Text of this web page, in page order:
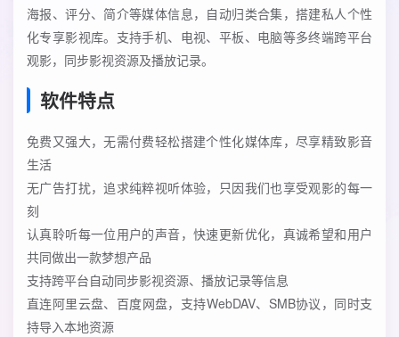
海报、评分、简介等媒体信息，自动归类合集，搭建私人个性
化专享影视库。支持手机、电视、平板、电脑等多终端跨平台
观影，同步影视资源及播放记录。
软件特点
免费又强大，无需付费轻松搭建个性化媒体库，尽享精致影音
生活
无广告打扰，追求纯粹视听体验，只因我们也享受观影的每一
刻
认真聆听每一位用户的声音，快速更新优化，真诚希望和用户
共同做出一款梦想产品
支持跨平台自动同步影视资源、播放记录等信息
直连阿里云盘、百度网盘，支持WebDAV、SMB协议，同时支
持导入本地资源